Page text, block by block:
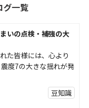
グ一覧
いの点検・補強の大
た皆様には、心より
度7の大きな揺れが発
豆知識